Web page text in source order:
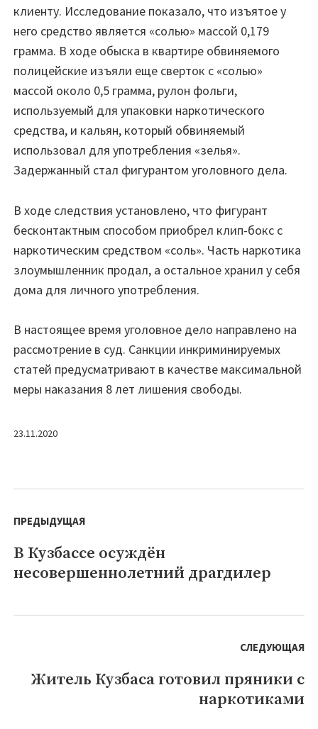
23.11.2020
клиенту. Исследование показало, что изъятое у
него средство является «солью» массой 0,179
грамма. В ходе обыска в квартире обвиняемого
полицейские изъяли еще сверток с «солью»
массой около 0,5 грамма, рулон фольги,
используемый для упаковки наркотического
средства, и кальян, который обвиняемый
использовал для употребления «зелья».
Задержанный стал фигурантом уголовного дела.
В ходе следствия установлено, что фигурант
бесконтактным способом приобрел клип-бокс с
наркотическим средством «соль». Часть наркотика
злоумышленник продал, а остальное хранил у себя
дома для личного употребления.
В настоящее время уголовное дело направлено на
рассмотрение в суд. Санкции инкриминируемых
статей предусматривают в качестве максимальной
меры наказания 8 лет лишения свободы.
по
записям
ПРЕДЫДУЩАЯ
Предыдущая
запись:
В Кузбассе осуждён
несовершеннолетний драгдилер
СЛЕДУЮЩАЯ
Следующая
Житель Кузбаса готовил пряники с
наркотиками